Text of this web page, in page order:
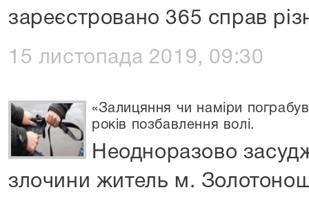
зареєстровано 365 справ
15 листопада 2019, 09:30
«Залицяння чи наміри
років позбавлення волі.
Неодноразово
злочини житель м.